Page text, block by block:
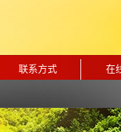
联系方式 在